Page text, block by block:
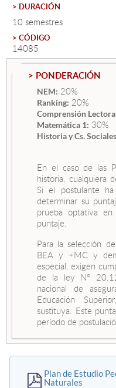
Funcionarios
Alumni
English
> DURACIÓN
10 semestres
> CÓDIGO
14085
> PONDERACIÓN
NEM: 20%
Ranking: 20%
Comprensión
Matemática 1: 30%
Historia y Cs.
En el caso de las
historia, cualquiera
Si el postulante ha
determinar su
prueba optativa
puntaje.
Para la selección
BEA y +MC y
especial, exigen
de la ley N°
nacional de
Educación
sustituya. Este
período de
Plan de Estudio
Naturales